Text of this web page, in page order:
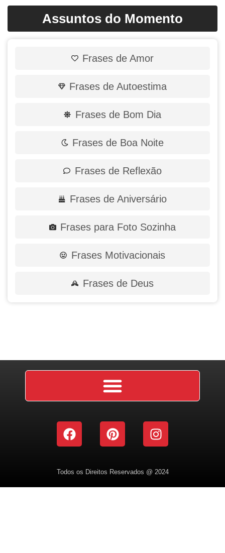
Assuntos do Momento
Frases de Amor
Frases de Autoestima
Frases de Bom Dia
Frases de Boa Noite
Frases de Reflexão
Frases de Aniversário
Frases para Foto Sozinha
Frases Motivacionais
Frases de Deus
Todos os Direitos Reservados @ 2024